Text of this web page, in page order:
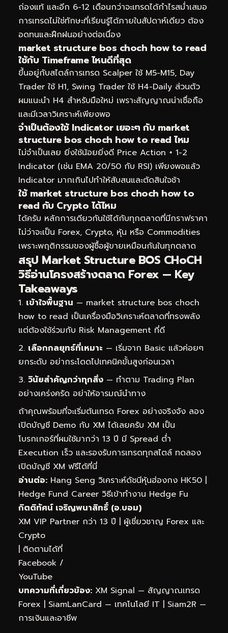
ถ่องแท้ และอีก 6-12 เดือนกว่าจะเทรดได้กำไรสม่ำเสมอ
การเทรดไม่ใช่ทักษะที่เรียนรู้ได้ภายในสัปดาห์เดียว ต้อง
อดทนและฝึกฝนอย่างต่อเนื่อง
market structure bos choch how to read
ใช้กับ Timeframe ไหนดีที่สุด
ขึ้นอยู่กับสไตล์การเทรด Scalper ใช้ M5-M15, Day
Trader ใช้ H1, Swing Trader ใช้ H4-Daily ส่วนตัว
ผมแนะนำ H4 สำหรับมือใหม่ เพราะสัญญาณน่าเชื่อถือ
และมีเวลาวิเคราะห์เพียงพอ
จำเป็นต้องใช้ Indicator เยอะๆ กับ market
structure bos choch how to read ไหม
ไม่จำเป็นเลย ยิ่งใช้น้อยยิ่งดี Price Action + 1-2
Indicator (เช่น EMA 20/50 กับ RSI) เพียงพอแล้ว
Indicator มากเกินไปทำให้สับสนและตัดสินใจช้า
ใช้ market structure bos choch how to
read กับ Crypto ได้ไหม
ได้ครับ หลักการเดียวกันใช้ได้กับทุกตลาดที่มีกราฟราคา
ไม่ว่าจะเป็น Forex, Crypto, หุ้น หรือ Commodities
เพราะพฤติกรรมของผู้ซื้อผู้ขายเหมือนกันในทุกตลาด
สรุป Market Structure BOS CHoCH
วิธีอ่านโครงสร้างตลาด Forex — Key
Takeaways
เข้าใจพื้นฐาน — market structure bos choch
how to read เป็นเครื่องมือวิเคราะห์ตลาดที่ทรงพลัง
แต่ต้องใช้ร่วมกับ Risk Management ที่ดี
เลือกกลยุทธ์ที่เหมาะ — เริ่มจาก Basic แล้วค่อยๆ
ยกระดับ อย่ากระโดดไปเทคนิคขั้นสูงก่อนเวลา
วินัยสำคัญกว่าทุกสิ่ง — ทำตาม Trading Plan
อย่างเคร่งครัด อย่าให้อารมณ์นำทาง
ถ้าคุณพร้อมที่จะเริ่มต้นเทรด Forex อย่างจริงจัง ลอง
เปิดบัญชี Demo กับ XM ได้เลยครับ XM เป็น
โบรกเกอร์ที่ผมใช้มากว่า 13 ปี มี Spread ต่ำ
Execution เร็ว และรองรับการเทรดทุกสไตล์ ทดลอง
เปิดบัญชี XM ฟรีได้ที่นี่
อ่านต่อ: Hang Seng วิเคราะห์ดัชนีหุ้นฮ่องกง HK50 |
Hedge Fund Career วิธีเข้าทำงาน Hedge Fu
กิตติทัศน์ เจริญพนาสิทธิ์ (อ.บอม)
XM VIP Partner กว่า 13 ปี | ผู้เชี่ยวชาญ Forex และ
Crypto
| ติดตามได้ที่
Facebook /
YouTube
บทความที่เกี่ยวข้อง: XM Signal — สัญญาณเทรด
Forex | SiamLanCard — เทคโนโลยี IT | Siam2R —
การเงินและอาชีพ